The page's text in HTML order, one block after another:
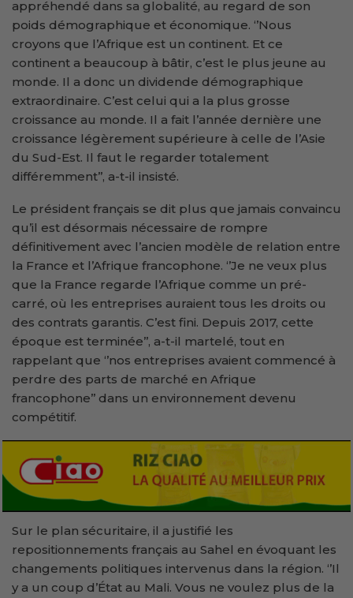
appréhendé dans sa globalité, au regard de son
poids démographique et économique. ‘’Nous
croyons que l’Afrique est un continent. Et ce
continent a beaucoup à bâtir, c’est le plus jeune au
monde. Il a donc un dividende démographique
extraordinaire. C’est celui qui a la plus grosse
croissance au monde. Il a fait l’année dernière une
croissance légèrement supérieure à celle de l’Asie
du Sud-Est. Il faut le regarder totalement
différemment’’, a-t-il insisté.
Le président français se dit plus que jamais convaincu
qu’il est désormais nécessaire de rompre
définitivement avec l’ancien modèle de relation entre
la France et l’Afrique francophone. ‘’Je ne veux plus
que la France regarde l’Afrique comme un pré-
carré, où les entreprises auraient tous les droits ou
des contrats garantis. C’est fini. Depuis 2017, cette
époque est terminée’’, a-t-il martelé, tout en
rappelant que ‘’nos entreprises avaient commencé à
perdre des parts de marché en Afrique
francophone’’ dans un environnement devenu
compétitif.
Sur le plan sécuritaire, il a justifié les
repositionnements français au Sahel en évoquant les
changements politiques intervenus dans la région. ‘’Il
y a un coup d’État au Mali. Vous ne voulez plus de la